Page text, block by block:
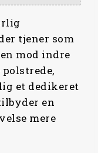
tjener som
mod indre
polstrede,
et dedikeret
en
mere